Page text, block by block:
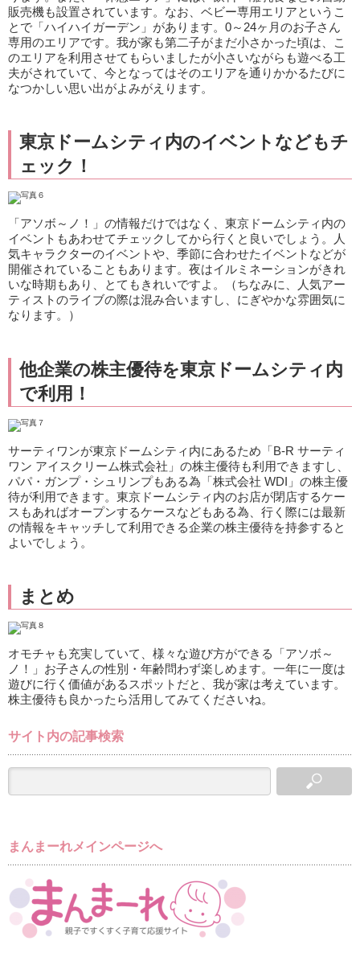
販売機も設置されています。なお、ベビー専用エリアというこ
とで「ハイハイガーデン」があります。0～24ヶ月のお子さん
専用のエリアです。我が家も第二子がまだ小さかった頃は、こ
のエリアを利用させてもらいましたが小さいながらも遊べる工
夫がされていて、今となってはそのエリアを通りかかるたびに
なつかしい思い出がよみがえります。
東京ドームシティ内のイベントなどもチ
ェック！
「アソボ～ノ！」の情報だけではなく、東京ドームシティ内の
イベントもあわせてチェックしてから行くと良いでしょう。人
気キャラクターのイベントや、季節に合わせたイベントなどが
開催されていることもあります。夜はイルミネーションがきれ
いな時期もあり、とてもきれいですよ。（ちなみに、人気アー
ティストのライブの際は混み合いますし、にぎやかな雰囲気に
なります。）
他企業の株主優待を東京ドームシティ内
で利用！
サーティワンが東京ドームシティ内にあるため「B-R サーティ
ワン アイスクリーム株式会社」の株主優待も利用できますし、
パパ・ガンプ・シュリンプもある為「株式会社 WDI」の株主優
待が利用できます。東京ドームシティ内のお店が閉店するケー
スもあればオープンするケースなどもある為、行く際には最新
の情報をキャッチして利用できる企業の株主優待を持参すると
よいでしょう。
まとめ
オモチャも充実していて、様々な遊び方ができる「アソボ～
ノ！」お子さんの性別・年齢問わず楽しめます。一年に一度は
遊びに行く価値があるスポットだと、我が家は考えています。
株主優待も良かったら活用してみてくださいね。
サイト内の記事検索
まんまーれメインページへ